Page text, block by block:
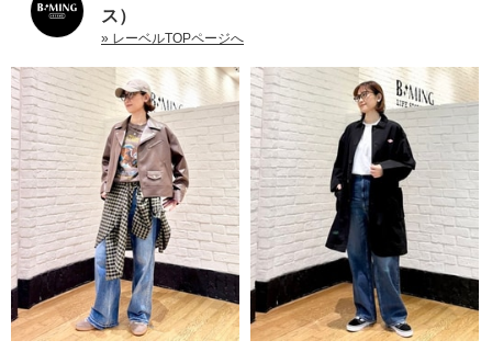
ス）
» レーベルTOPページへ